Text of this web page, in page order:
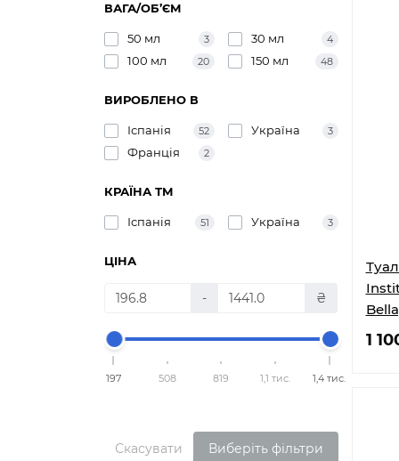
ВАГА/ОБ’ЄМ
50 мл 3 30 мл 4
100 мл 20 150 мл 48
ВИРОБЛЕНО В
Іспанія 52 Україна 3
Франція 2
КРАЇНА ТМ
Іспанія 51 Україна 3
ЦІНА
- ₴
197 508 819 1,1 тис. 1,4 тис.
Скасувати Виберіть фільтри
1